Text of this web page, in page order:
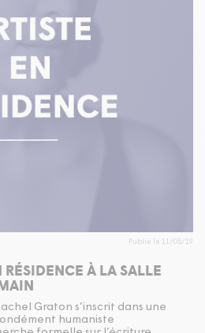
Publié le 11/05/19
À LA SALLE
Graton s’inscrit dans une
humaniste